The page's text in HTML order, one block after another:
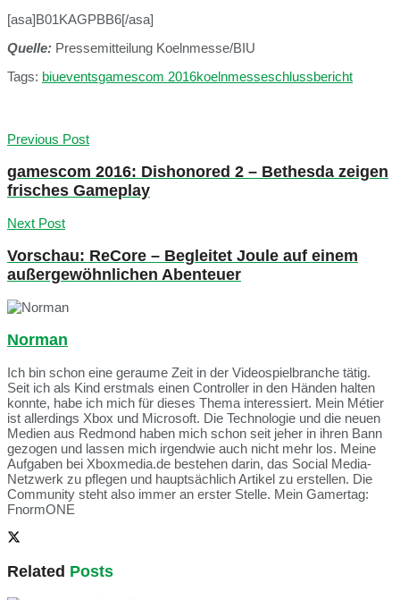
[asa]B01KAGPBB6[/asa]
Quelle: Pressemitteilung Koelnmesse/BIU
Tags: biueventsgamescom 2016koelnmesseschlussbericht
Previous Post
gamescom 2016: Dishonored 2 – Bethesda zeigen
frisches Gameplay
Next Post
Vorschau: ReCore – Begleitet Joule auf einem
außergewöhnlichen Abenteuer
Norman
Ich bin schon eine geraume Zeit in der Videospielbranche tätig.
Seit ich als Kind erstmals einen Controller in den Händen halten
konnte, habe ich mich für dieses Thema interessiert. Mein Métier
ist allerdings Xbox und Microsoft. Die Technologie und die neuen
Medien aus Redmond haben mich schon seit jeher in ihren Bann
gezogen und lassen mich irgendwie auch nicht mehr los. Meine
Aufgaben bei Xboxmedia.de bestehen darin, das Social Media-
Netzwerk zu pflegen und hauptsächlich Artikel zu erstellen. Die
Community steht also immer an erster Stelle. Mein Gamertag:
FnormONE
Related Posts